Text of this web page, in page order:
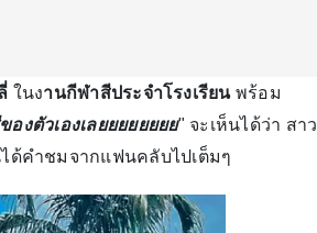
ในงานกีฬาสีประจำโรงเรียนพร้อม
ตัวเองเลยยยยยยยย" จะเห็นได้ว่า สาว
ด้คำชมจากแฟนคลับไปเต็มๆ